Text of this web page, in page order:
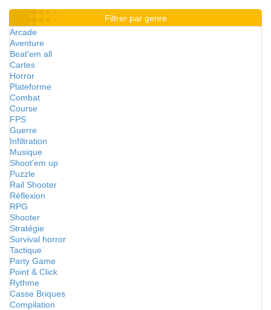
Filtrer par genre
Arcade
Aventure
Beat'em all
Cartes
Horror
Plateforme
Combat
Course
FPS
Guerre
Infiltration
Musique
Shoot'em up
Puzzle
Rail Shooter
Réflexion
RPG
Shooter
Stratégie
Survival horror
Tactique
Party Game
Point & Click
Rythme
Casse Briques
Compilation